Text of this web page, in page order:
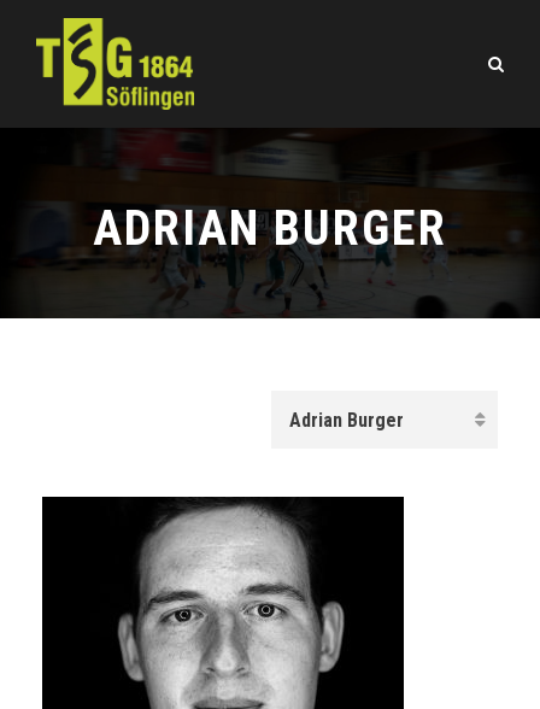
ADRIAN BURGER